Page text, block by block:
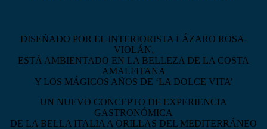
DISEÑADO POR EL INTERIORISTA LÁZARO ROSA-
VIOLÁN,
ESTÁ AMBIENTADO EN LA BELLEZA DE LA COSTA
AMALFITANA
Y LOS MÁGICOS AÑOS DE ‘LA DOLCE VITA’
UN NUEVO CONCEPTO DE EXPERIENCIA
GASTRONÓMICA
DE LA BELLA ITALIA A ORILLAS DEL MEDITERRÁNEO